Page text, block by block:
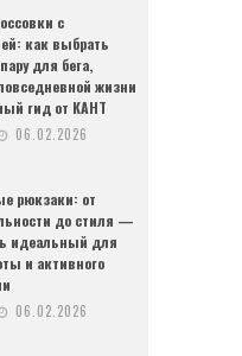
с
как выбрать
для бега,
жизни
гид от КАНТ
06.02.2026
рюкзаки: от
до стиля —
идеальный для
и активного
06.02.2026